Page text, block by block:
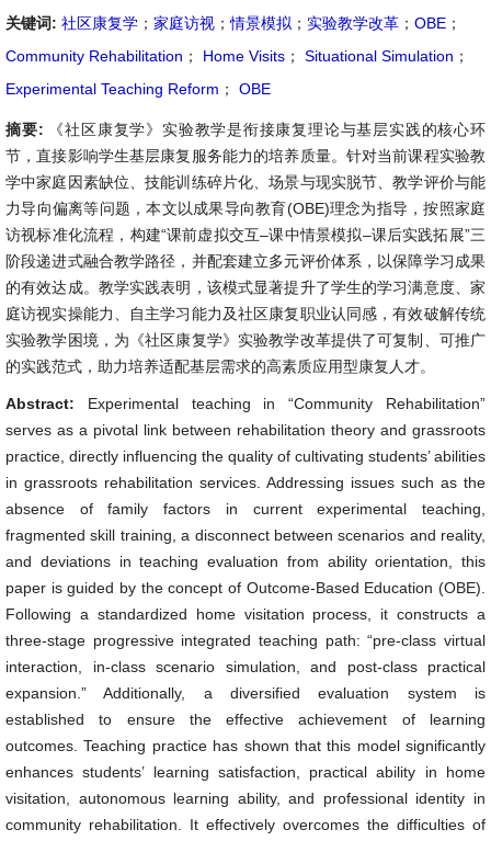
关键词: 社区康复学 ； 家庭访视 ；情景模拟 ； 实验教学改革 ； OBE ；
Community Rehabilitation ； Home Visits ； Situational Simulation ；
Experimental Teaching Reform ； OBE
摘要:
《社区康复学》实验教学是衔接康复理论与基层实践的核心环
节，直接影响学生基层康复服务能力的培养质量。针对当前课程实验教
学中家庭因素缺位、技能训练碎片化、场景与现实脱节、教学评价与能
力导向偏离等问题，本文以成果导向教育(OBE)理念为指导，按照家庭
访视标准化流程，构建“课前虚拟交互–课中情景模拟–课后实践拓展”三
阶段递进式融合教学路径，并配套建立多元评价体系，以保障学习成果
的有效达成。教学实践表明，该模式显著提升了学生的学习满意度、家
庭访视实操能力、自主学习能力及社区康复职业认同感，有效破解传统
实验教学困境，为《社区康复学》实验教学改革提供了可复制、可推广
的实践范式，助力培养适配基层需求的高素质应用型康复人才。
Abstract: Experimental teaching in “Community Rehabilitation”
serves as a pivotal link between rehabilitation theory and grassroots
practice, directly influencing the quality of cultivating students’ abilities
in grassroots rehabilitation services. Addressing issues such as the
absence of family factors in current experimental teaching,
fragmented skill training, a disconnect between scenarios and reality,
and deviations in teaching evaluation from ability orientation, this
paper is guided by the concept of Outcome-Based Education (OBE).
Following a standardized home visitation process, it constructs a
three-stage progressive integrated teaching path: “pre-class virtual
interaction, in-class scenario simulation, and post-class practical
expansion.” Additionally, a diversified evaluation system is
established to ensure the effective achievement of learning
outcomes. Teaching practice has shown that this model significantly
enhances students’ learning satisfaction, practical ability in home
visitation, autonomous learning ability, and professional identity in
community rehabilitation. It effectively overcomes the difficulties of